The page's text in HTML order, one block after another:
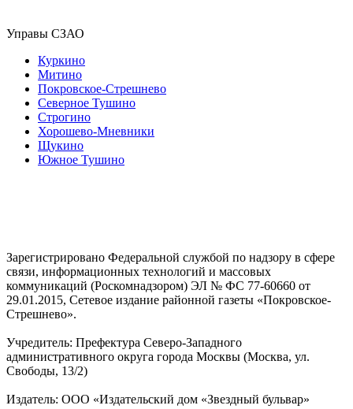
Управы СЗАО
Куркино
Митино
Покровское-Стрешнево
Северное Тушино
Строгино
Хорошево-Мневники
Щукино
Южное Тушино
Зарегистрировано Федеральной службой по надзору в сфере
связи, информационных технологий и массовых
коммуникаций (Роскомнадзором) ЭЛ № ФС 77-60660 от
29.01.2015, Сетевое издание районной газеты «Покровское-
Стрешнево».
Учредитель: Префектура Северо-Западного
административного округа города Москвы (Москва, ул.
Свободы, 13/2)
Издатель: ООО «Издательский дом «Звездный бульвар»